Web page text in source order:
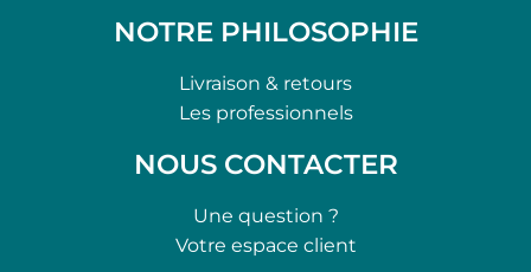
NOTRE PHILOSOPHIE
Livraison & retours
Les professionnels
NOUS CONTACTER
Une question ?
Votre espace client